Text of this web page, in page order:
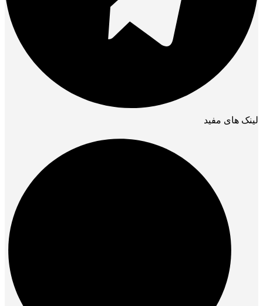
لینک های مفید